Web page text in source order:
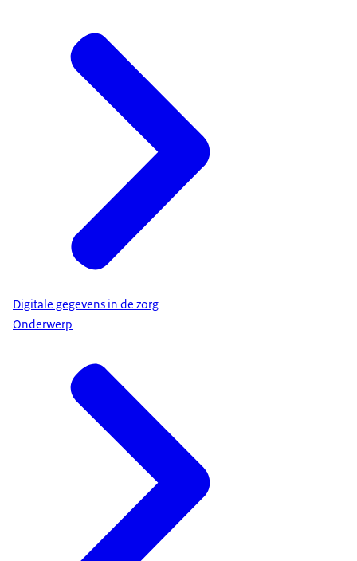
Digitale gegevens in de zorg
Onderwerp